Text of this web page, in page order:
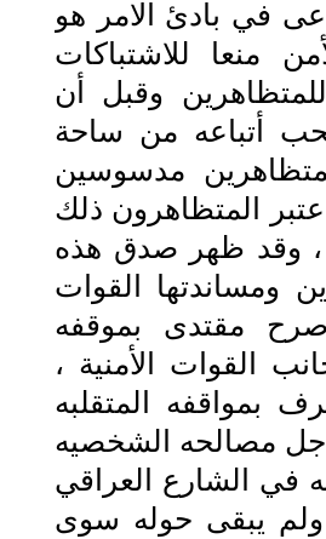
في بادئ الامر هو
منعا للاشتباكات
وقبل أن
أتباعه من ساحة
مدسوسين
المتظاهرون ذلك
، وقد ظهر صدق هذه
ومساندتها القوات
مقتدى بموقفه
القوات الأمنية ،
المتقلبه
اجل مصالحه الشخصيه
في الشارع العراقي
ولم يبقى حوله سوى